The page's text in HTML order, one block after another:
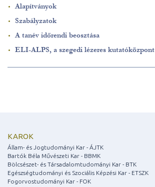
Alapítványok
Szabályzatok
A tanév időrendi beosztása
ELI-ALPS, a szegedi lézeres kutatóközpont
KAROK
Állam- és Jogtudományi Kar - ÁJTK
Bartók Béla Művészeti Kar - BBMK
Bölcsészet- és Társadalomtudományi Kar - BTK
Egészségtudományi és Szociális Képzési Kar - ETSZK
Fogorvostudományi Kar - FOK